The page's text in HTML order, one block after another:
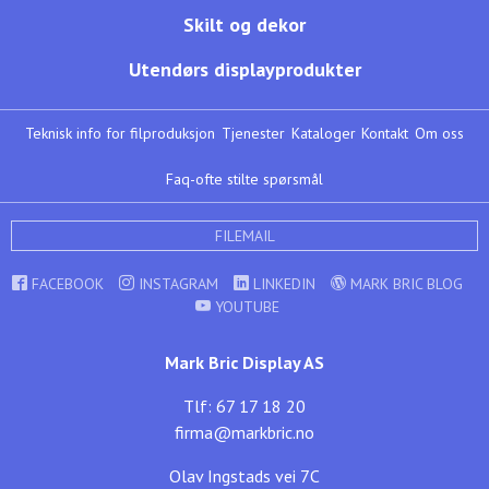
Skilt og dekor
Utendørs displayprodukter
Teknisk info for filproduksjon Tjenester Kataloger Kontakt Om oss
Faq-ofte stilte spørsmål
FILEMAIL
FACEBOOK INSTAGRAM LINKEDIN
MARK BRIC BLOG
YOUTUBE
Mark Bric Display AS
Tlf: 67 17 18 20
firma@markbric.no
Olav Ingstads vei 7C